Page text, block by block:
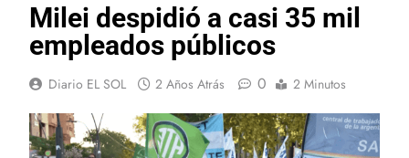
Milei despidió a casi 35 mil
empleados públicos
Diario EL SOL 2 Años Atrás 0 2 Minutos